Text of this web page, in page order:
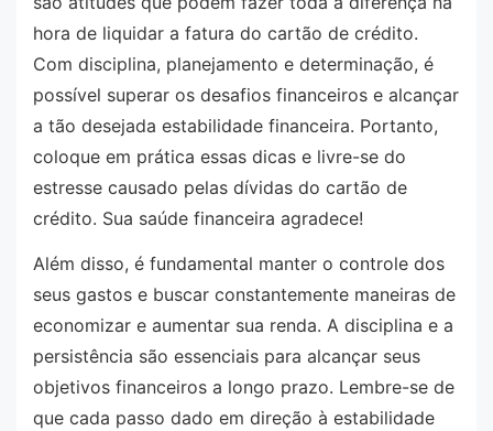
hora de liquidar a fatura do cartão de crédito.
Com disciplina, planejamento e determinação, é
possível superar os desafios financeiros e alcançar
a tão desejada estabilidade financeira. Portanto,
coloque em prática essas dicas e livre-se do
estresse causado pelas dívidas do cartão de
crédito. Sua saúde financeira agradece!
Além disso, é fundamental manter o controle dos
seus gastos e buscar constantemente maneiras de
economizar e aumentar sua renda. A disciplina e a
persistência são essenciais para alcançar seus
objetivos financeiros a longo prazo. Lembre-se de
que cada passo dado em direção à estabilidade